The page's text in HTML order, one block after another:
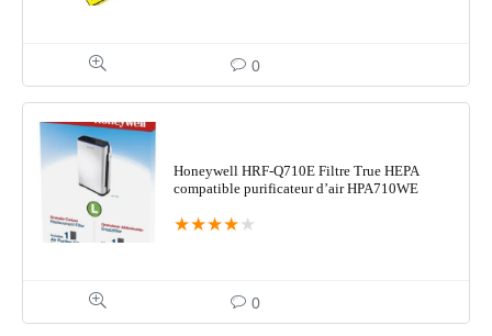
0
Honeywell HRF-Q710E Filtre True HEPA
compatible purificateur d’air HPA710WE
★★★★ ★
0